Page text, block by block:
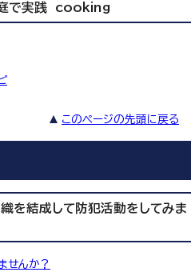
庭で実践 cooking
このページの先頭に戻る
を結成して防犯活動をしてみま
せんか？